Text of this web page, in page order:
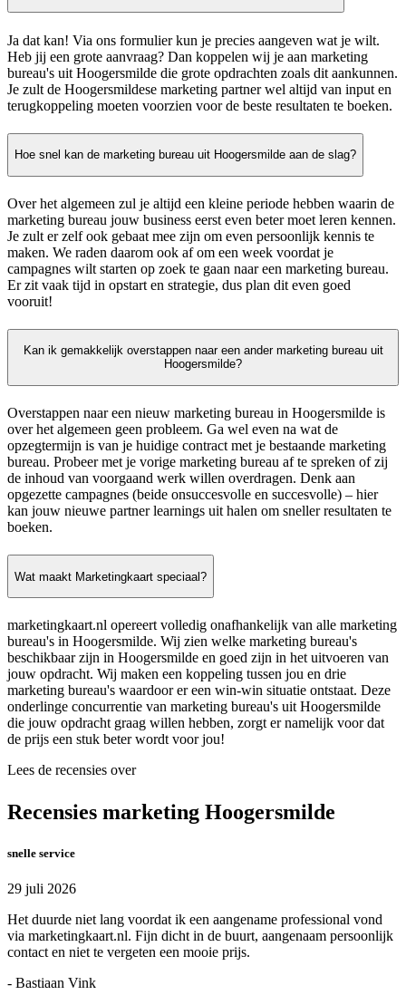
Ja dat kan! Via ons formulier kun je precies aangeven wat je wilt.
Heb jij een grote aanvraag? Dan koppelen wij je aan marketing
bureau's uit Hoogersmilde die grote opdrachten zoals dit aankunnen.
Je zult de Hoogersmildese marketing partner wel altijd van input en
terugkoppeling moeten voorzien voor de beste resultaten te boeken.
Hoe snel kan de marketing bureau uit Hoogersmilde aan de slag?
Over het algemeen zul je altijd een kleine periode hebben waarin de
marketing bureau jouw business eerst even beter moet leren kennen.
Je zult er zelf ook gebaat mee zijn om even persoonlijk kennis te
maken. We raden daarom ook af om een week voordat je
campagnes wilt starten op zoek te gaan naar een marketing bureau.
Er zit vaak tijd in opstart en strategie, dus plan dit even goed
vooruit!
Kan ik gemakkelijk overstappen naar een ander marketing bureau uit
Hoogersmilde?
Overstappen naar een nieuw marketing bureau in Hoogersmilde is
over het algemeen geen probleem. Ga wel even na wat de
opzegtermijn is van je huidige contract met je bestaande marketing
bureau. Probeer met je vorige marketing bureau af te spreken of zij
de inhoud van voorgaand werk willen overdragen. Denk aan
opgezette campagnes (beide onsuccesvolle en succesvolle) – hier
kan jouw nieuwe partner learnings uit halen om sneller resultaten te
boeken.
Wat maakt Marketingkaart speciaal?
marketingkaart.nl opereert volledig onafhankelijk van alle marketing
bureau's in Hoogersmilde. Wij zien welke marketing bureau's
beschikbaar zijn in Hoogersmilde en goed zijn in het uitvoeren van
jouw opdracht. Wij maken een koppeling tussen jou en drie
marketing bureau's waardoor er een win-win situatie ontstaat. Deze
onderlinge concurrentie van marketing bureau's uit Hoogersmilde
die jouw opdracht graag willen hebben, zorgt er namelijk voor dat
de prijs een stuk beter wordt voor jou!
Lees de recensies over
Recensies marketing Hoogersmilde
snelle service
29 juli 2026
Het duurde niet lang voordat ik een aangename professional vond
via marketingkaart.nl. Fijn dicht in de buurt, aangenaam persoonlijk
contact en niet te vergeten een mooie prijs.
- Bastiaan Vink